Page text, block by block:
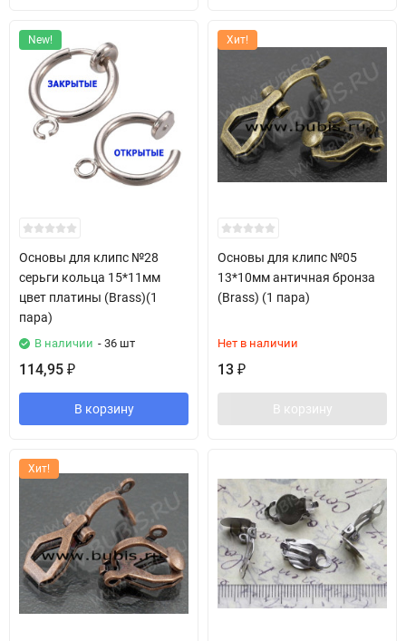
New!
Основы для клипс №28
серьги кольца 15*11мм
цвет платины (Brass)(1
пара)
В наличии - 36 шт
114,95 ₽
В корзину
Хит!
Основы для клипс №05
13*10мм античная бронза
(Brass) (1 пара)
Нет в наличии
13 ₽
В корзину
Хит!